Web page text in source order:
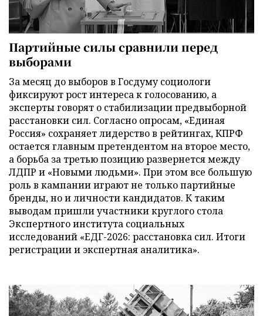
Партийные силы сравнили перед
выборами
За месяц до выборов в Госдуму социологи
фиксируют рост интереса к голосованию, а
эксперты говорят о стабилизации предвыборной
расстановки сил. Согласно опросам, «Единая
Россия» сохраняет лидерство в рейтингах, КПРФ
остается главным претендентом на второе место,
а борьба за третью позицию развернется между
ЛДПР и «Новыми людьми». При этом все большую
роль в кампании играют не только партийные
бренды, но и личности кандидатов. К таким
выводам пришли участники круглого стола
Экспертного института социальных
исследований «ЕДГ-2026: расстановка сил. Итоги
регистрации и экспертная аналитика».